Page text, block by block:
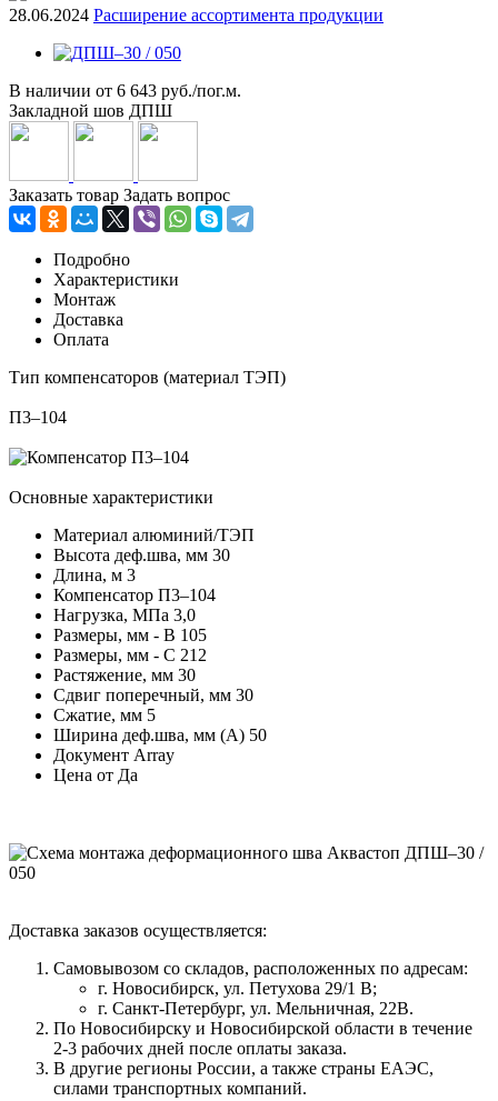
28.06.2024 Расширение ассортимента продукции
В наличии от 6 643 руб./пог.м.
Закладной шов ДПШ
Заказать товар Задать вопрос
Подробно
Характеристики
Монтаж
Доставка
Оплата
Тип компенсаторов (материал ТЭП)
П3–104
Основные характеристики
Материал алюминий/ТЭП
Высота деф.шва, мм 30
Длина, м 3
Компенсатор П3–104
Нагрузка, МПа 3,0
Размеры, мм - В 105
Размеры, мм - С 212
Растяжение, мм 30
Сдвиг поперечный, мм 30
Сжатие, мм 5
Ширина деф.шва, мм (А) 50
Документ Array
Цена от Да
Доставка заказов осуществляется:
Самовывозом со складов, расположенных по адресам:
г. Новосибирск, ул. Петухова 29/1 В;
г. Санкт-Петербург, ул. Мельничная, 22В.
По Новосибирску и Новосибирской области в течение
2-3 рабочих дней после оплаты заказа.
В другие регионы России, а также страны ЕАЭС,
силами транспортных компаний.